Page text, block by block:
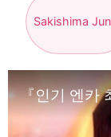
Sakishima Jun
『인기 엔카